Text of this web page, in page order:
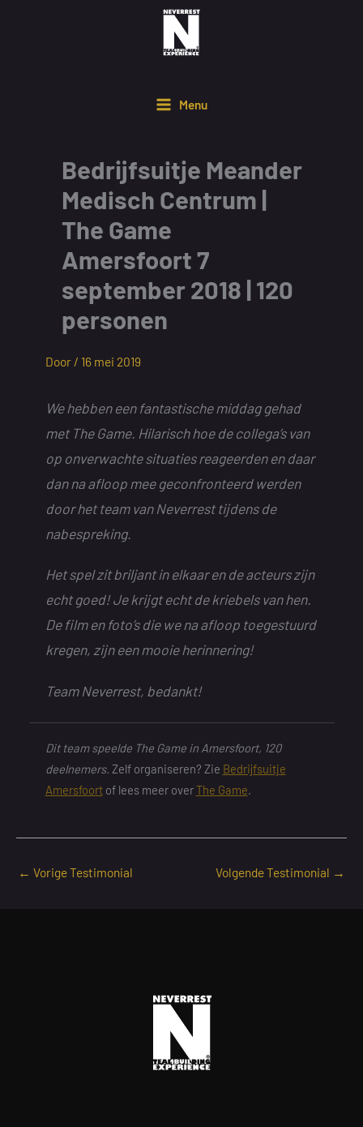
Menu
Bedrijfsuitje Meander
Medisch Centrum |
The Game
Amersfoort 7
september 2018 | 120
personen
Door / 16 mei 2019
We hebben een fantastische middag gehad
met The Game. Hilarisch hoe de collega’s van
op onverwachte situaties reageerden en daar
dan na afloop mee geconfronteerd werden
door het team van Neverrest tijdens de
nabespreking.
Het spel zit briljant in elkaar en de acteurs zijn
echt goed! Je krijgt echt de kriebels van hen.
De film en foto’s die we na afloop toegestuurd
kregen, zijn een mooie herinnering!
Team Neverrest, bedankt!
Dit team speelde The Game in Amersfoort, 120
deelnemers. Zelf organiseren? Zie Bedrijfsuitje
Amersfoortof lees meer overThe Game
← Vorige Testimonial Volgende Testimonial →